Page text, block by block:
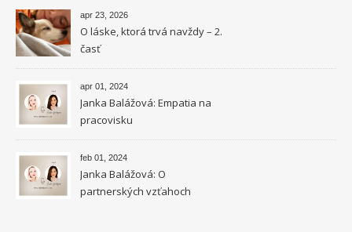
apr 23, 2026
O láske, ktorá trvá navždy – 2.
časť
apr 01, 2024
Janka Balážová: Empatia na
pracovisku
feb 01, 2024
Janka Balážová: O
partnerských vzťahoch